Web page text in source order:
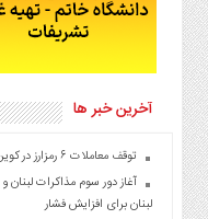
آخرین خبر ها
توقف معاملات ۶ رمزارز در کوین‌بیس از امروز
آغاز دور سوم مذاکرات
لبنان برای افزایش فشار